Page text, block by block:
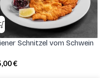
Schnitzel vom Schwein
€